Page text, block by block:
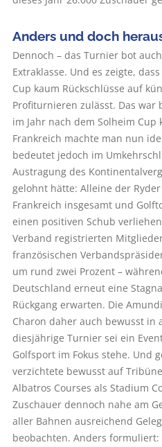
Anders und doch
Dennoch – das Turnier bot
Extraklasse. Und es zeigte,
Cup kaum Rückschlüsse auf
Profiturnieren zulässt. Das war
im Jahr nach dem Solheim
Frankreich machte man nun
bedeutet jedoch im
Austragung des
gelohnt hätte: Alleine der
Frankreich insgesamt und
einen positiven Schub
Verband registrierten
französischen
um rund zwei Prozent –
Deutschland erneut eine
Rückgang erwarten. Die
Charon daher auch bewusst in
diesjährige Turnier sei ein
Golfsport im Fokus stehe. Und
verzichtete bewusst auf
Albatros Courses als Stadium
Zuschauer dennoch nahe am
aller Bahnen ausreichend
beobachten. Anders